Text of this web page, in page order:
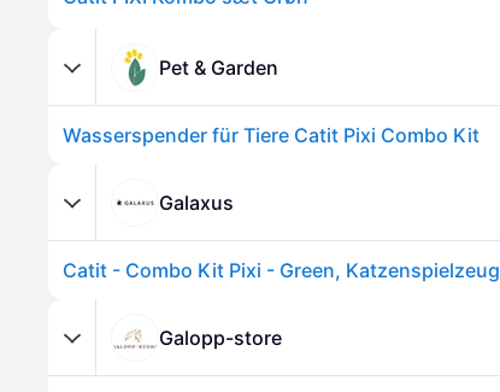
Pet & Garden
Wasserspender für Tiere Catit Pixi Combo Kit
Galaxus
Catit - Combo Kit Pixi - Green, Katzenspielzeug
Galopp-store